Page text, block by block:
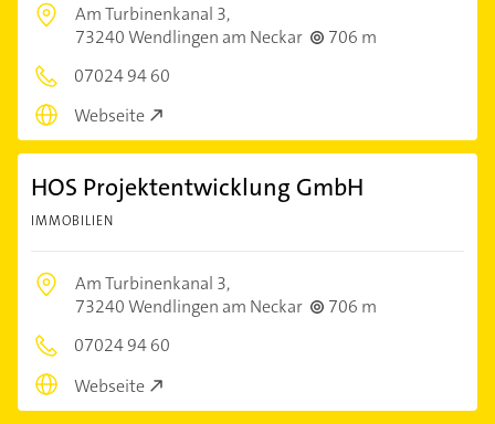
Am Turbinenkanal 3,
73240 Wendlingen am Neckar
706 m
07024 94 60
Webseite
HOS Projektentwicklung GmbH
IMMOBILIEN
Am Turbinenkanal 3,
73240 Wendlingen am Neckar
706 m
07024 94 60
Webseite